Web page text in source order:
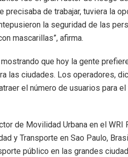
precisaba de trabajar, tuviera la
la seguridad de las
mascarillas”, afirma.
que hoy la gente
las ciudades. Los operadores,
el número de usuarios para
de Movilidad Urbana en el WRI
y Transporte en Sao Paulo,
público en las grandes